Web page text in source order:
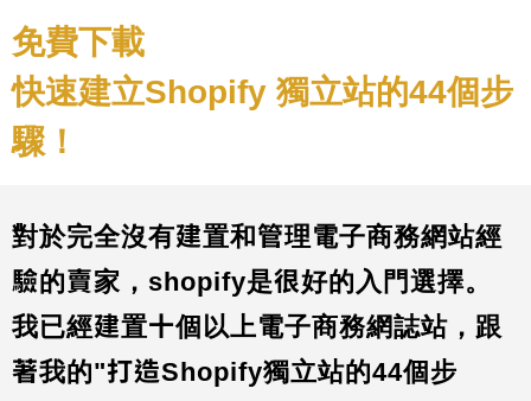
免費下載
快速建立Shopify 獨立站的44個步
驟！
對於完全沒有建置和管理電子商務網站經
驗的賣家，shopify是很好的入門選擇。
我已經建置十個以上電子商務網誌站，跟
著我的"打造Shopify獨立站的44個步